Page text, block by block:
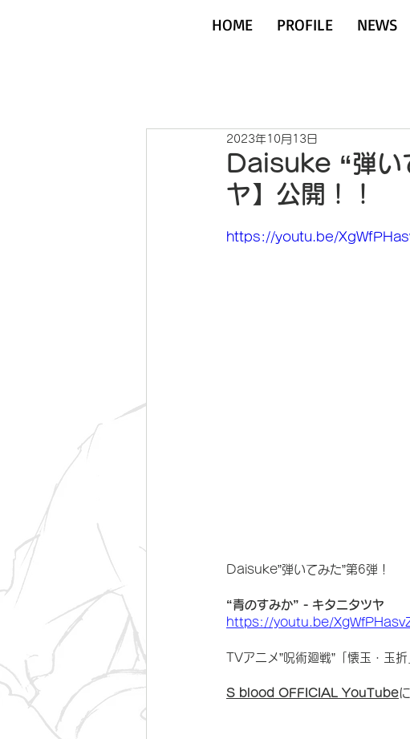
HOME PROFILE NEWS
Daisuke “弾い
ヤ】公開！！
2023年10月13日
https://youtu.be/
Daisuke”弾いてみた”第6弾！
“青のすみか” - キタニタツヤ
https://youtu.be/
TVアニメ”呪術廻戦”「懐玉・玉
S blood OFFICIAL YouTube